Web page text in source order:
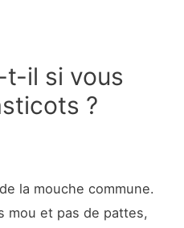
t-il si vous
?
la mouche commune.
mou et pas de pattes,